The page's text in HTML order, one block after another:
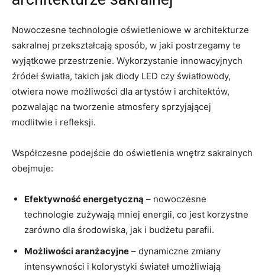
Nowoczesne technologie oświetleniowe w architekturze
sakralnej przekształcają​ sposób, w jaki postrzegamy te
wyjątkowe przestrzenie. Wykorzystanie innowacyjnych
⁣źródeł światła, takich jak diody LED ⁢czy światłowody,
otwiera nowe możliwości dla artystów i architektów,
pozwalając‌ na tworzenie atmosfery sprzyjającej
modlitwie i refleksji.
Współczesne podejście do oświetlenia wnętrz sakralnych
obejmuje:
Efektywność energetyczną – nowoczesne
technologie zużywają mniej energii, co jest‌ korzystne
zarówno dla środowiska, jak i budżetu parafii.
Możliwości aranżacyjne –‌ dynamiczne zmiany
intensywności i kolorystyki świateł umożliwiają